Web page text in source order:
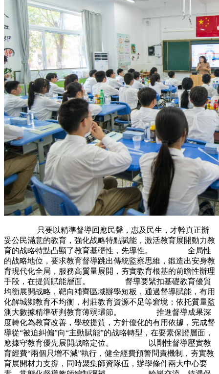
只要以精準督導回應民聲，惠及民生，才幹真正辦
妥公民滿意的教育，強化战略特點賦能，激活教育展開動力教
育的战略特點凸顯了教育基礎性，先導性。 全局性
的战略地位，要求教育督導跳出傳統監察思維，鍛造出安身教
育現代化全局，服務高質量展開，夯實教育根基的前瞻性辦理
手段，在提質賦能層面。 督導要緊扣基礎教育優質
均衡展開战略，靶向補齊區域辦學短板，通過督導賦能，有用
化解城鄉教育不均衡，村莊教育資源不足等窘境；依托質量監
測大數據精準研判教育薄弱環節。 推進督導成果深
度轉化為教育改善，學校提質，方針優化的有用依據，完成督
導從“被迫糾偏”向“主動賦能”的战略轉型，在要素保證層面，
應據守教育優先展開战略定位。 以剛性督導壓實教
育經費“兩個只增不減”執行，健全經費預警問責機制，夯實教
育展開材力支撐，同時聚集師資隊伍，辦學條件兩大中心要